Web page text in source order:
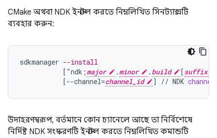
CMake অথবা NDK ইনস্টল করতে নিম্নলিখিত সিনট্যাক্সটি
ব্যবহার করুন:
sdkmanager --install
[ "ndk;major .minor . build [suffix
[--channel=channel_id ] // NDK
উদাহরণস্বরূপ, বর্তমানে কোন চ্যানেলে আছে তা নির্বিশেষে
নির্দিষ্ট NDK সংস্করণটি ইনস্টল করতে নিম্নলিখিত কমান্ডটি